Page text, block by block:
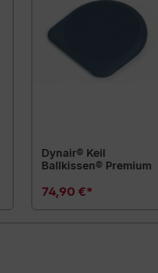
Dynair® Keil
Ballkissen® Premium
74,90 €*